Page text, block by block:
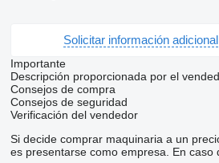
Solicitar información adicional
Importante
Descripción proporcionada por el
Consejos de compra
Consejos de seguridad
Verificación del vendedor
Si decide comprar maquinaria a un
es presentarse como empresa. En